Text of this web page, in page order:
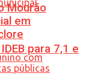
para 7,1 e
Mourão
em